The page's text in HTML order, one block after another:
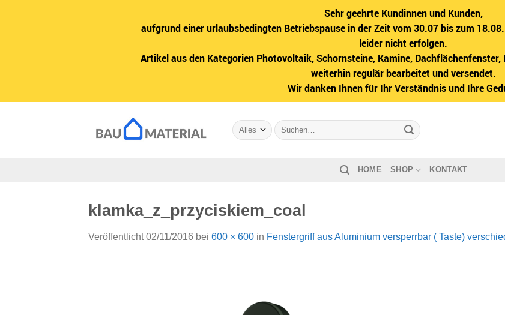
Sehr geehrte Kundinnen und Kunden,
aufgrund einer urlaubsbedingten Betriebspause in der Zeit vom 30.07 bis zum
leider nicht erfolgen.
Artikel aus den Kategorien Photovoltaik, Schornsteine, Kamine, Dachflächenfenster,
weiterhin regulär bearbeitet und versendet.
Wir danken Ihnen für Ihr Verständnis und Ihre
Suche
nach:
HOME SHOP KONTAKT
klamka_z_przyciskiem_coal
Veröffentlicht02/11/2016 bei 600 × 600 in Fenstergriff aus Aluminium versperrbar ( Taste)